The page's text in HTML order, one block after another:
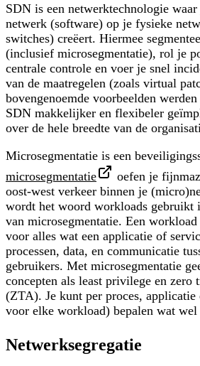
SDN is een netwerktechnologie
netwerk (software) op je fysieke
switches) creëert. Hiermee
(inclusief microsegmentatie), rol je
centrale controle en voer je snel
van de maatregelen (zoals virtual
bovengenoemde voorbeelden
SDN makkelijker en flexibeler
over de hele breedte van de
Microsegmentatie is een
microsegmentatie
oefen je
oost-west verkeer binnen je
wordt het woord workloads gebruikt
van microsegmentatie. Een workload
voor alles wat een applicatie of
processen, data, en communicatie
gebruikers. Met microsegmentatie
concepten als least privilege en zero
(ZTA). Je kunt per proces,
voor elke workload) bepalen wat wel
Netwerksegregatie